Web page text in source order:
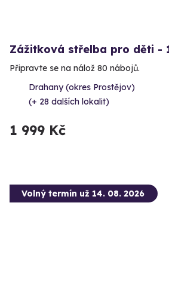
Zážitková střelba pro děti -
Připravte se na nálož 80 nábojů.
Drahany (okres Prostějov)
(+ 28 dalších lokalit)
1 999 Kč
Volný termín už 14. 08. 2026